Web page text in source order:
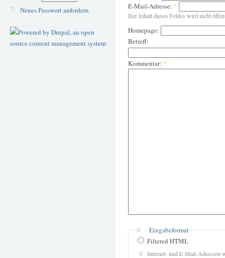
Neues Passwort anfordern
E-Mail-Adresse: *
Der Inhalt dieses Feldes wird nicht
Homepage:
Betreff:
Kommentar: *
Eingabeformat
Filtered HTML
Internet- und E-Mail-Adressen